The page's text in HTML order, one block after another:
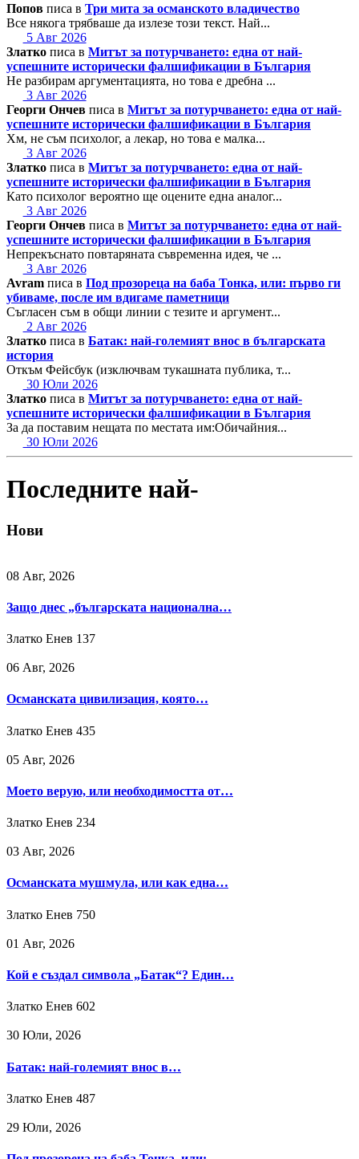
Попов писа в Три мита за османското владичество
Все някога трябваше да излезе този текст. Най...
5 Авг 2026
Златко писа в Митът за потурчването: една от най-
успешните исторически фалшификации в България
Не разбирам аргументацията, но това е дребна ...
3 Авг 2026
Георги Ончев писа в Митът за потурчването: една от най-
успешните исторически фалшификации в България
Хм, не съм психолог, а лекар, но това е малка...
3 Авг 2026
Златко писа в Митът за потурчването: една от най-
успешните исторически фалшификации в България
Като психолог вероятно ще оцените една аналог...
3 Авг 2026
Георги Ончев писа в Митът за потурчването: една от най-
успешните исторически фалшификации в България
Непрекъснато повтаряната съвременна идея, че ...
3 Авг 2026
Avram писа в Под прозореца на баба Тонка, или: първо ги
убиваме, после им вдигаме паметници
Съгласен съм в общи линии с тезите и аргумент...
2 Авг 2026
Златко писа в Батак: най-големият внос в българската
история
Откъм Фейсбук (изключвам тукашната публика, т...
30 Юли 2026
Златко писа в Митът за потурчването: една от най-
успешните исторически фалшификации в България
За да поставим нещата по местата им:Обичайния...
30 Юли 2026
Последните най-
Нови
08 Авг, 2026
Защо днес „българската национална…
Златко Енев 137
06 Авг, 2026
Османската цивилизация, която…
Златко Енев 435
05 Авг, 2026
Моето верую, или необходимостта от…
Златко Енев 234
03 Авг, 2026
Османската мушмула, или как една…
Златко Енев 750
01 Авг, 2026
Кой е създал символа „Батак“? Един…
Златко Енев 602
30 Юли, 2026
Батак: най-големият внос в…
Златко Енев 487
29 Юли, 2026